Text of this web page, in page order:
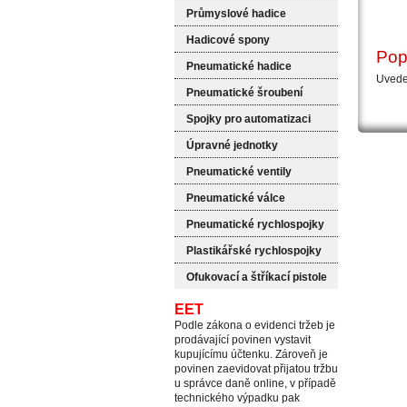
Průmyslové hadice
Hadicové spony
Pneumatické hadice
Pneumatické šroubení
Spojky pro automatizaci
Úpravné jednotky
Pneumatické ventily
Pneumatické válce
Pneumatické rychlospojky
Plastikářské rychlospojky
Ofukovací a štříkací pistole
EET
Podle zákona o evidenci tržeb je
prodávající povinen vystavit
kupujícímu účtenku. Zároveň je
povinen zaevidovat přijatou tržbu
u správce daně online, v případě
technického výpadku pak